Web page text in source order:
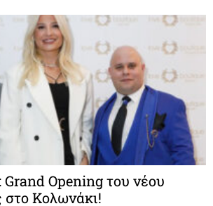
Opening του νέου
στο Κολωνάκι!